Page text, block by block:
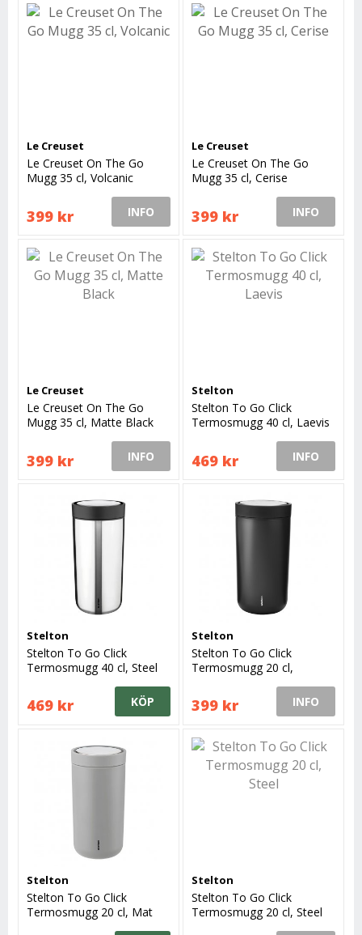
Le Creuset
Le Creuset On The Go
Mugg 35 cl, Volcanic
399 kr INFO
Le Creuset
Le Creuset On The Go
Mugg 35 cl, Cerise
399 kr INFO
Le Creuset
Le Creuset On The Go
Mugg 35 cl, Matte Black
399 kr INFO
Stelton
Stelton To Go Click
Termosmugg 40 cl, Laevis
469 kr INFO
Stelton
Stelton To Go Click
Termosmugg 40 cl, Steel
469 kr KÖP
Stelton
Stelton To Go Click
Termosmugg 20 cl,
399 kr INFO
Stelton
Stelton To Go Click
Termosmugg 20 cl, Mat
Stelton
Stelton To Go Click
Termosmugg 20 cl, Steel